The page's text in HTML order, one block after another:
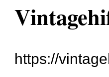
https://